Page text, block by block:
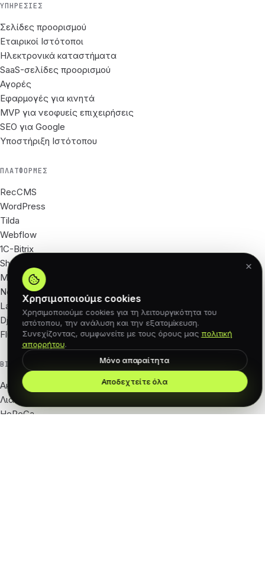
ΥΠΗΡΕΣΊΕΣ
Σελίδες προορισμού
Εταιρικοί Ιστότοποι
Ηλεκτρονικά καταστήματα
SaaS-σελίδες προορισμού
Αγορές
Εφαρμογές για κινητά
MVP για νεοφυείς επιχειρήσεις
SEO για Google
Υποστήριξη Ιστότοπου
ΠΛΑΤΦΌΡΜΕΣ
RecCMS
WordPress
Tilda
Webflow
1C-Bitrix
Shopify
Magento
Next.js
Laravel
Django
Flutter
ΒΙΟΜΗΧΑΝΊΕΣ
Ακίνητα
Λιανική · e-com
HoReCa
Χρησιμοποιούμε cookies
Χρησιμοποιούμε cookies για τη λειτουργικότητα του
ιστότοπου, την ανάλυση και την εξατομίκευση.
Συνεχίζοντας, συμφωνείτε με τους όρους μας πολιτική
απορρήτου.
Μόνο απαραίτητα
Αποδεχτείτε όλα